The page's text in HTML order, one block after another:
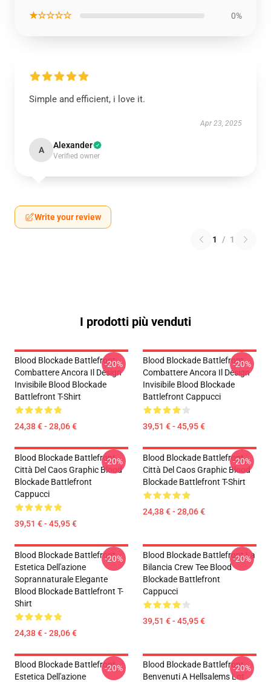
★☆☆☆☆ 0%
Simple and efficient, i love it.
Apr 23, 2025
A Alexander
Verified owner
Write your review
1 / 1
I prodotti più venduti
Blood Blockade Battlefront
Combattere Ancora Il Design
Invisibile Blood Blockade
Battlefront T-Shirt
24,38 € - 28,06 €
-20%
Blood Blockade Battlefront
Combattere Ancora Il Design
Invisibile Blood Blockade
Battlefront Cappucci
39,51 € - 45,95 €
-20%
Blood Blockade Battlefront
Città Del Caos Graphic Blood
Blockade Battlefront
Cappucci
39,51 € - 45,95 €
-20%
Blood Blockade Battlefront
Città Del Caos Graphic Blood
Blockade Battlefront T-Shirt
24,38 € - 28,06 €
-20%
Blood Blockade Battlefront
Estetica Dell'azione
Soprannaturale Elegante
Blood Blockade Battlefront T-
Shirt
24,38 € - 28,06 €
-20%
Blood Blockade Battlefront La
Bilancia Crew Tee Blood
Blockade Battlefront
Cappucci
39,51 € - 45,95 €
-20%
Blood Blockade Battlefront
Estetica Dell'azione
-20%
Blood Blockade Battlefront
Benvenuti A Hellsalems Lot
-20%